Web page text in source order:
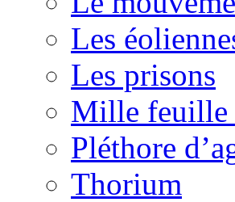
Les
Les prisons
Mille feuille
Pléthore
Thorium